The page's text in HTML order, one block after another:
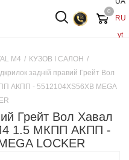
RU
yt
0
M4 / КУЗОВ І САЛОН /
задній правий Грейт Вол
АКПП - 5512104XS56XB MEGA
Грейт Вол Хавал
1.5 МКПП АКПП -
LOCKER